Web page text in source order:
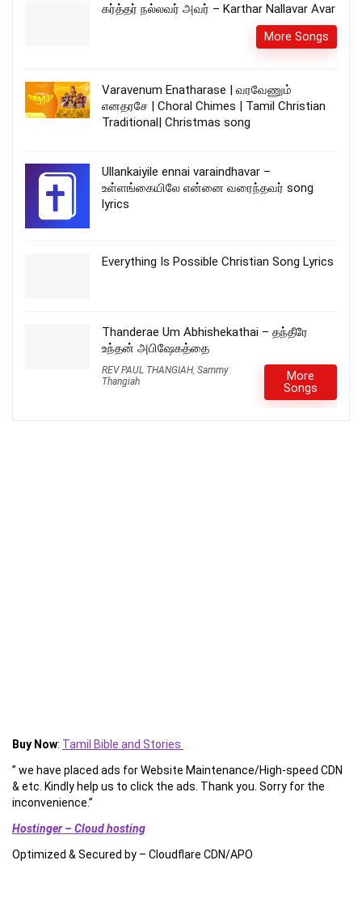
கர்த்தர் நல்லவர் அவர் – Karthar Nallavar Avar
More Songs
Varavenum Enatharase | வரவேணும்
எனதரசே | Choral Chimes | Tamil Christian
Traditional| Christmas song
Ullankaiyile ennai varaindhavar –
உள்ளங்கையிலே என்னை வரைந்தவர் song
lyrics
Everything Is Possible Christian Song Lyrics
Thanderae Um Abhishekathai – தந்தீரே
உந்தன் அபிஷேகத்தை
REV PAUL THANGIAH, Sammy
Thangiah
More
Songs
Buy Now: Tamil Bible and Stories
” we have placed ads for Website Maintenance/High-speed CDN
& etc. Kindly help us to click the ads. Thank you. Sorry for the
inconvenience.”
Hostinger – Cloud hosting
Optimized & Secured by – Cloudflare CDN/APO